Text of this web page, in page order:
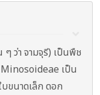
ว่า จามจุรี) เป็นพืช
เป็น
ขนาดเล็ก ดอก